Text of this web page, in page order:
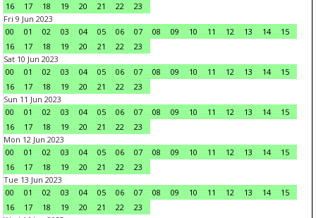
16
17 18 19 20 21 22
23
Fri 9 Jun 2023
00
01 02 03 04 05 06 07 08 09 10 11 12 13 14
15
16
17 18 19 20 21 22
23
Sat 10 Jun 2023
00
01 02 03 04 05 06 07 08 09 10 11 12 13 14
15
16
17 18 19 20 21 22
23
Sun 11 Jun 2023
00
01 02 03 04 05 06 07 08 09 10 11 12 13 14
15
16
17 18 19 20 21 22
23
Mon 12 Jun 2023
00
01 02 03 04 05 06 07 08 09 10 11 12 13 14
15
16
17 18 19 20 21 22
23
Tue 13 Jun 2023
00
01 02 03 04 05 06 07 08 09 10 11 12 13 14
15
16
17 18 19 20 21 22
23